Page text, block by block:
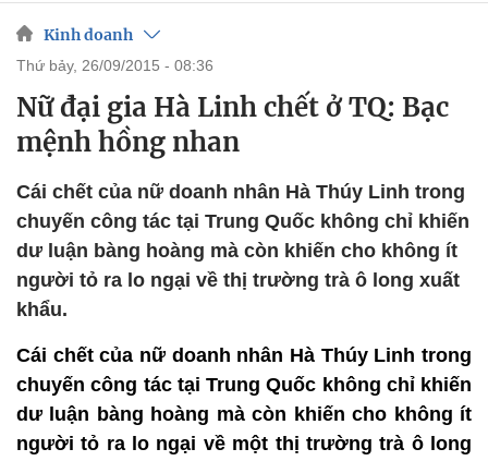
Kinh doanh
thứ bảy, 26/09/2015 - 08:36
Nữ đại gia Hà Linh chết ở TQ: Bạc
mệnh hồng nhan
Cái chết của nữ doanh nhân Hà Thúy Linh trong
chuyến công tác tại Trung Quốc không chỉ khiến
dư luận bàng hoàng mà còn khiến cho không ít
người tỏ ra lo ngại về thị trường trà ô long xuất
khẩu.
Cái chết của nữ doanh nhân Hà Thúy Linh trong
chuyến công tác tại Trung Quốc không chỉ khiến
dư luận bàng hoàng mà còn khiến cho không ít
người tỏ ra lo ngại về một thị trường trà ô long